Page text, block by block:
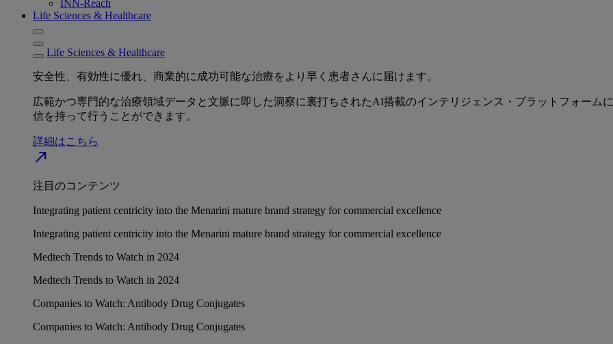
INN-Reach
Life Sciences & Healthcare
Life Sciences & Healthcare
安全性、有効性に優れ、商業的に成功可能な治療をより早く患者さんに届けます。
広範かつ専門的な治療領域データと文脈に即した洞察に裏打ちされたAI搭載のインテリジェンス・プラットフォーム
信を持って行うことができます。
詳細はこちら
north_east
注目のコンテンツ
Integrating patient centricity into the Menarini mature brand strategy for commercial excellence
Integrating patient centricity into the Menarini mature brand strategy for commercial excellence
Medtech Trends to Watch in 2024
Medtech Trends to Watch in 2024
Companies to Watch: Antibody Drug Conjugates
Companies to Watch: Antibody Drug Conjugates